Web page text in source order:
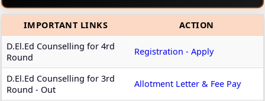
IMPORTANT LINKS
ACTION
D.El.Ed Counselling for 4rd
Round
Registration - Apply
D.El.Ed Counselling for 3rd
Round - Out
Allotment Letter & Fee Pay